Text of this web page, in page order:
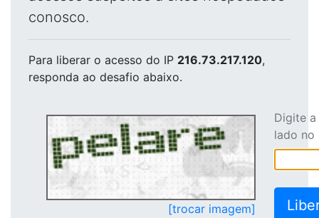
conosco.
Para liberar o acesso do IP 216.73.217.120,
responda ao desafio abaixo.
[trocar imagem]
Digite
lado no